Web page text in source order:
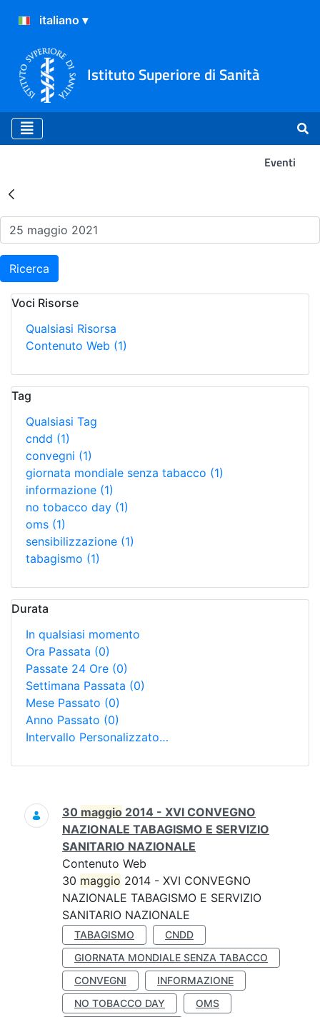
Istituto Superiore di Sanità
Eventi
Risultati della Ricerca -
Ricerca
Voci Risorse
Qualsiasi Risorsa
Contenuto Web (1)
Tag
Qualsiasi Tag
cndd (1)
convegni (1)
giornata mondiale senza tabacco (1)
informazione (1)
no tobacco day (1)
oms (1)
sensibilizzazione (1)
tabagismo (1)
Durata
In qualsiasi momento
Ora Passata (0)
Passate 24 Ore (0)
Settimana Passata (0)
Mese Passato (0)
Anno Passato (0)
Intervallo Personalizzato…
Ricerca
30 maggio 2014 - XVI CONVEGNO
NAZIONALE TABAGISMO E SERVIZIO
SANITARIO NAZIONALE
Contenuto Web
30 maggio 2014 - XVI CONVEGNO
NAZIONALE TABAGISMO E SERVIZIO
SANITARIO NAZIONALE
TABAGISMO
CNDD
GIORNATA MONDIALE SENZA TABACCO
CONVEGNI
INFORMAZIONE
NO TOBACCO DAY
OMS